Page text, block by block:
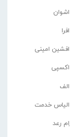
اشوان
افرا
افشین امینی
اکسپی
الف
الیاس خدمت
اِم رعد